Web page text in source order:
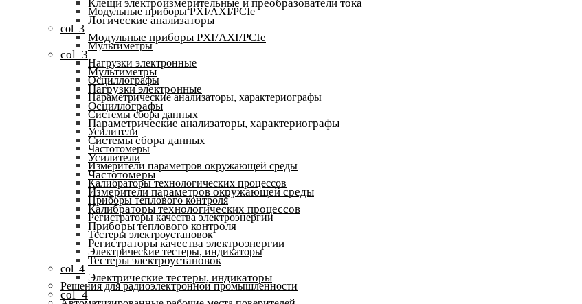
Модульные приборы PXI/AXI/PCIe
col_3
Мультиметры
Нагрузки электронные
Осциллографы
Параметрические анализаторы, характериографы
Системы сбора данных
Усилители
Частотомеры
Измерители параметров окружающей среды
Калибраторы технологических процессов
Приборы теплового контроля
Регистраторы качества электроэнергии
Тестеры электроустановок
Электрические тестеры, индикаторы
col_4
Решения для радиоэлектронной промышленности
Клещи электроизмерительные и преобразователи тока
Логические анализаторы
Модульные приборы PXI/AXI/PCIe
col_3
Мультиметры
Нагрузки электронные
Осциллографы
Параметрические анализаторы, характериографы
Системы сбора данных
Усилители
Частотомеры
Измерители параметров окружающей среды
Калибраторы технологических процессов
Приборы теплового контроля
Регистраторы качества электроэнергии
Тестеры электроустановок
Электрические тестеры, индикаторы
col_4